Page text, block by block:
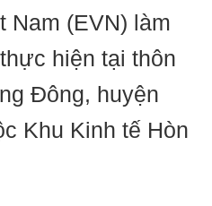
Nam (EVN) làm
hiện tại thôn
Đông, huyện
Khu Kinh tế Hòn